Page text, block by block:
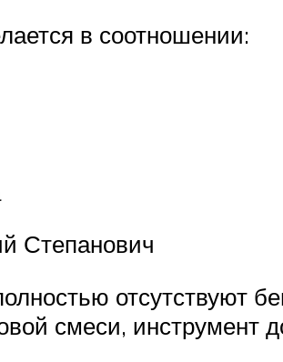
в соотношении:
Степанович
отсутствуют
смеси, инструмент